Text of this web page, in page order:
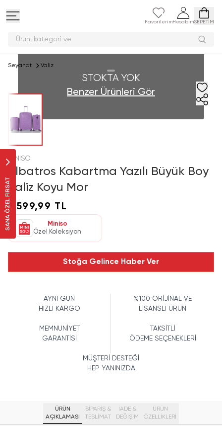
Favorilerim HesabımSEPETİM
Ürün, kategor
SANA ÖZEL FIRSAT
Seyahat Valiz
STOKTA YOK
Benzer Ürünleri Gör
MINISO
Albatros Kabartma Yazılı Büyük Boy
Valiz Koyu Mor
1.599,99 TL
Miniso
Özel Koleksiyon
Stoğa Gelince Haber Ver
AYNI GÜN
HIZLI KARGO
%100 ORİJİNAL VE
LİSANSLI ÜRÜN
MEMNUNİYET
GARANTİSİ
TAKSİTLİ
ÖDEME SEÇENEKLERİ
MÜŞTERİ DESTEĞİ
HEP YANINIZDA
ÜRÜN
AÇIKLAMASI
SİPARİŞ &
TESLİMAT
İADE &
DEĞİŞİM
ÜRÜN
ÖZELLIKLERI